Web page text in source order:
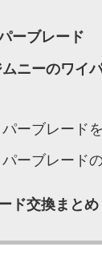
ーブレード
ニーのワイ
ーブレード
ーブレード
ド交換まとめ